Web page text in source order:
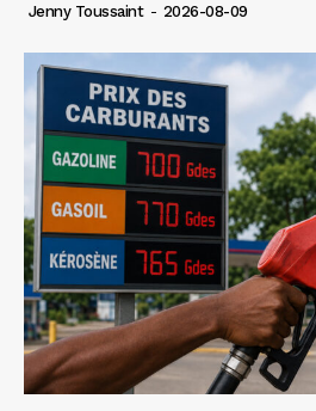
Jenny Toussaint - 2026-08-09